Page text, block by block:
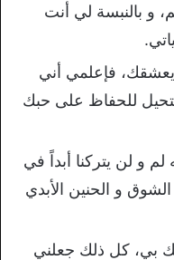
و بالنبسة لي أنت
يعشقك، فإعلمي أني
للحفاظ على حبك
و لن يتركنا أبداً في
و الحنين الأبدي
بي، كل ذلك جعلني